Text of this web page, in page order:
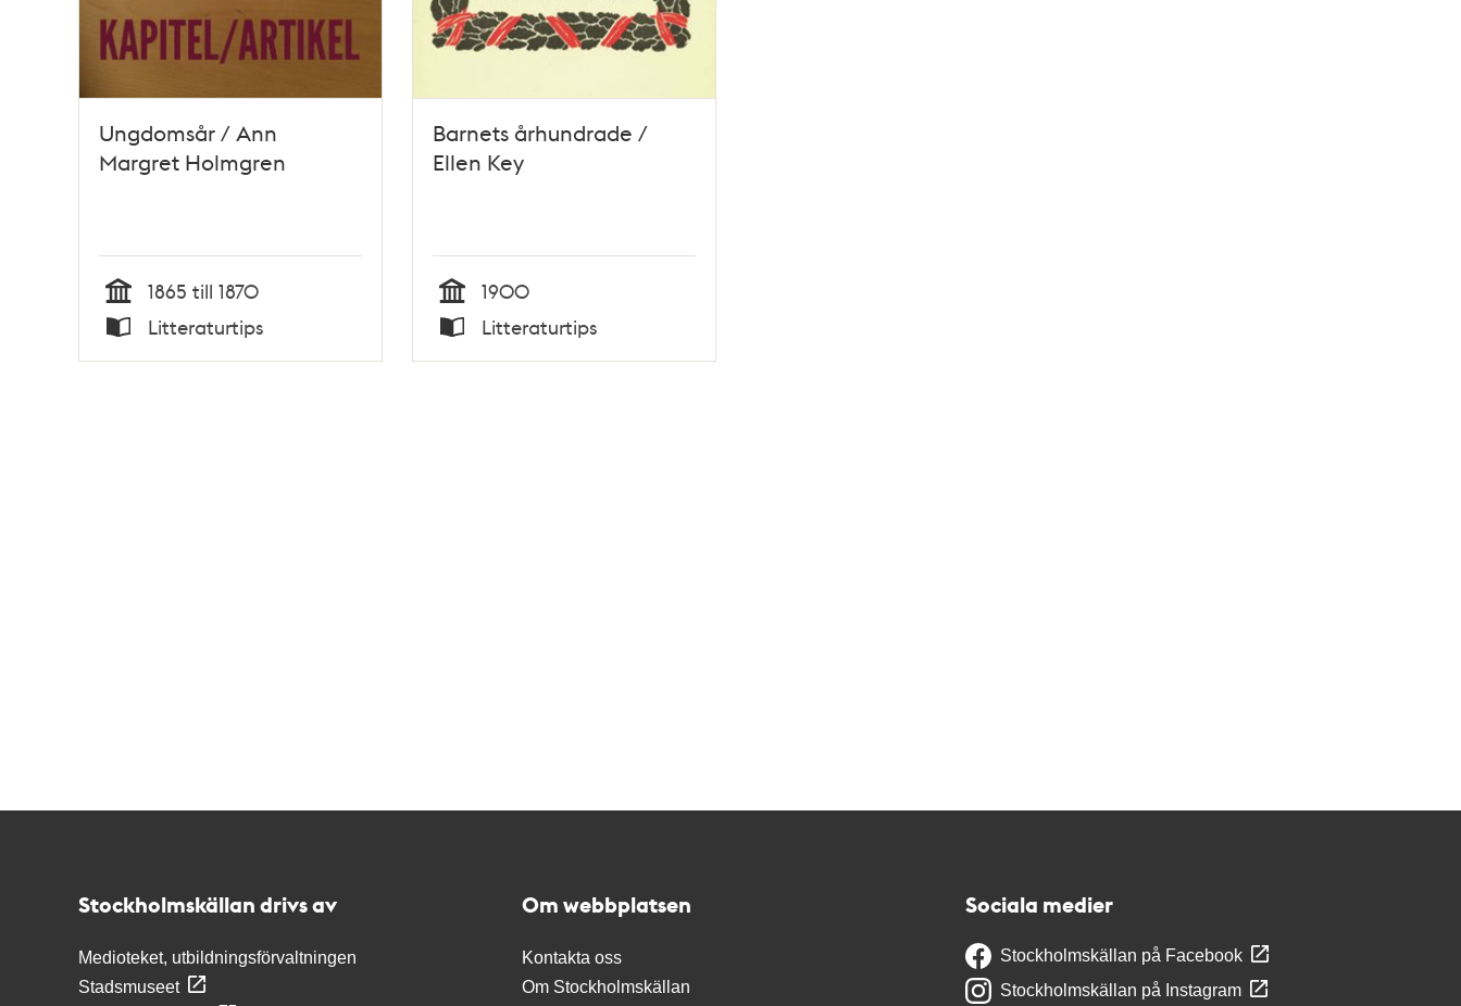
Ungdomsår / Ann
Margret Holmgren
Tid
1865 till 1870
Typ
Litteraturtips
Barnets århundrade /
Ellen Key
Tid
1900
Typ
Litteraturtips
Stockholmskällan drivs av
Medioteket, utbildningsförvaltningen
Stadsmuseet
Om webbplatsen
Kontakta oss
Om Stockholmskällan
Sociala medier
Stockholmskällan på Facebook
Stockholmskällan på Instagram